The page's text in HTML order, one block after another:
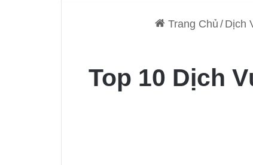
Trang Chủ / Dịch
Top 10 Dịch